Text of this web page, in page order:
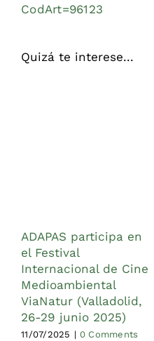
CodArt=96123
Quizá te interese...
ADAPAS participa en
el Festival
Internacional de Cine
Medioambiental
ViaNatur (Valladolid,
26-29 junio 2025)
11/07/2025 | 0 Comments